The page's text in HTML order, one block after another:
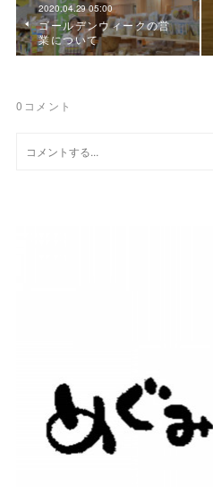
2020.04.29 05:00
ゴールデンウィークの営
業について
0 コメント